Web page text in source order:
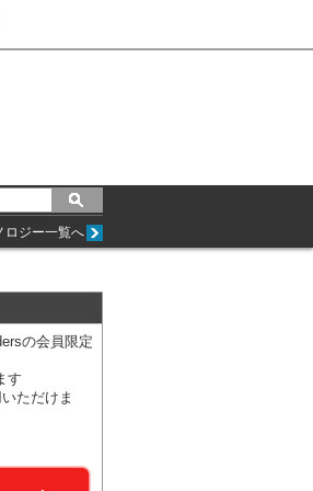
ロジー一覧へ
の会員限定
す
ただけま